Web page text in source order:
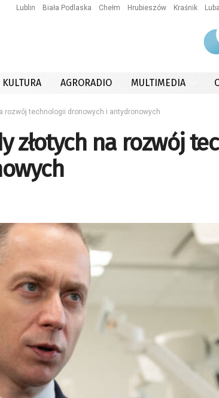
Lublin Biała Podlaska Chełm Hrubieszów Kraśnik
KULTURA AGRORADIO MULTIMEDIA
rozwój technologii dronowych i antydronowych
złotych na rozwój